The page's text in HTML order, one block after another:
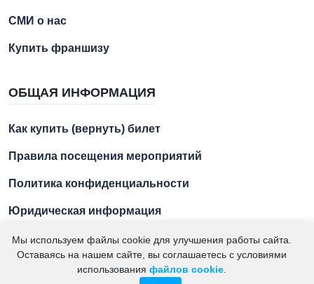
СМИ о нас
Купить франшизу
ОБЩАЯ ИНФОРМАЦИЯ
Как купить (вернуть) билет
Правила посещения мероприятий
Политика конфиденциальности
Юридическая информация
2021 – 2026. "Азбука Ремесел" – экскурсии для детей и
Мы используем файлы cookie для улучшения работы сайта.
Оставаясь на нашем сайте, вы соглашаетесь с условиями
использования файлов cookie